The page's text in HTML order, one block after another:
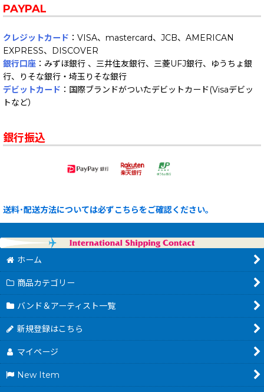
PAYPAL
クレジットカード ：VISA、mastercard、JCB、AMERICAN
EXPRESS、DISCOVER
銀行口座 ：みずほ銀行 、三井住友銀行、三菱UFJ銀行、ゆうちょ銀
行、りそな銀行・埼玉りそな銀行
デビットカード ：国際ブランドがついたデビットカード(Visaデビッ
トなど）
銀行振込
送料･配送方法については必ずこちらをご確認ください。
ホーム
商品カテゴリー
バンド＆アーティスト一覧
新規登録はこちら
マイページ
New Item